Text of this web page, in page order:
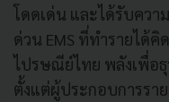
โดดเด่น และได้รับควา
ด่วน EMS ที่ทำรายได้คิ
ไปรษณีย์ไทย พลังเพื่อ
ตั้งแต่ผู้ประกอบการรา